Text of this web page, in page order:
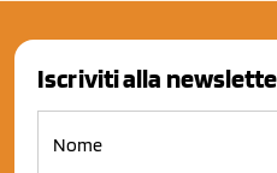
Iscriviti alla